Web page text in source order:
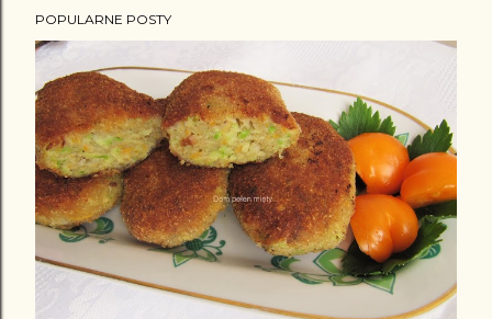
POPULARNE POSTY